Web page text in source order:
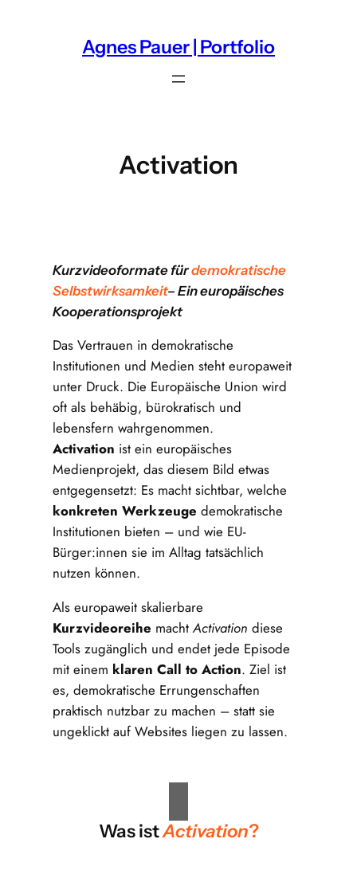
Agnes Pauer | Portfolio
Activation
Kurzvideoformate fürdemokratische
Selbstwirksamkeit– Ein europäisches
Kooperationsprojekt
Das Vertrauen in demokratische
Institutionen und Medien steht europaweit
unter Druck. Die Europäische Union wird
oft als behäbig, bürokratisch und
lebensfern wahrgenommen.
Activation ist ein europäisches
Medienprojekt, das diesem Bild etwas
entgegensetzt: Es macht sichtbar, welche
konkreten Werkzeuge demokratische
Institutionen bieten – und wie EU-
Bürger:innen sie im Alltag tatsächlich
nutzen können.
Als europaweit skalierbare
Kurzvideoreihe machtActivation diese
Tools zugänglich und endet jede Episode
mit einem klaren Call to Action. Ziel ist
es, demokratische Errungenschaften
praktisch nutzbar zu machen – statt sie
ungeklickt auf Websites liegen zu lassen.
Was istActivation?